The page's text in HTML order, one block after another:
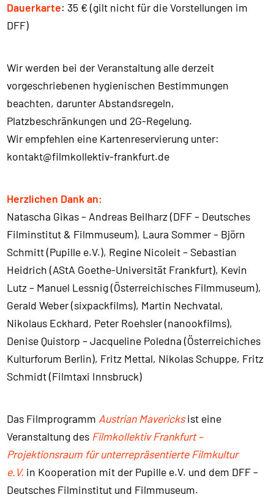
Dauerkarte: 35 € (gilt nicht für die Vorstellungen im
DFF)
Wir werden bei der Veranstaltung alle derzeit
vorgeschriebenen hygienischen Bestimmungen
beachten, darunter Abstandsregeln,
Platzbeschränkungen und 2G-Regelung.
Wir empfehlen eine Kartenreservierung unter:
kontakt@filmkollektiv-frankfurt.de
Herzlichen Dank an:
Natascha Gikas – Andreas Beilharz (DFF – Deutsches
Filminstitut & Filmmuseum), Laura Sommer – Björn
Schmitt (Pupille e.V.), Regine Nicoleit – Sebastian
Heidrich (AStA Goethe-Universität Frankfurt), Kevin
Lutz – Manuel Lessnig (Österreichisches Filmmuseum),
Gerald Weber (sixpackfilms), Martin Nechvatal,
Nikolaus Eckhard, Peter Roehsler (nanookfilms),
Denise Quistorp – Jacqueline Poledna (Österreichiches
Kulturforum Berlin), Fritz Mettal, Nikolas Schuppe, Fritz
Schmidt (Filmtaxi Innsbruck)
Das Filmprogramm Austrian Mavericksist eine
Veranstaltung des Filmkollektiv Frankfurt –
Projektionsraum für unterrepräsentierte Filmkultur
e.V. in Kooperation mit der Pupille e.V. und dem DFF –
Deutsches Filminstitut und Filmmuseum.